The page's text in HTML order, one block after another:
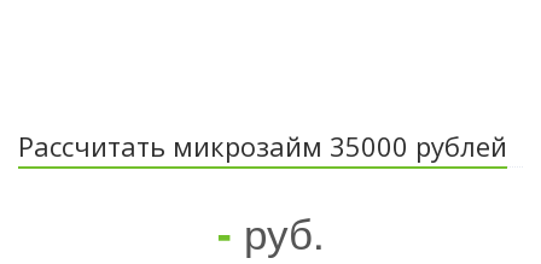
Рассчитать микрозайм 35000 рублей
- руб.